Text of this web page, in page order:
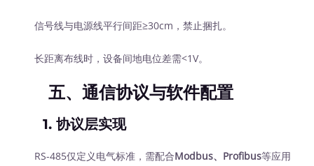
信号线与电源线平行间距≥30cm，禁止捆扎。
长距离布线时，设备间地电位差需<1V。
五、通信协议与软件配置
1. 协议层实现
RS-485仅定义电气标准，需配合Modbus、Profibus等应用